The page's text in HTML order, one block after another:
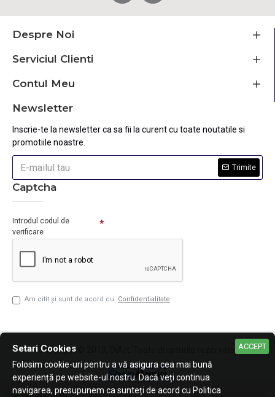
Despre Noi
Serviciul Clienti
Contul Meu
Newsletter
Inscrie-te la newsletter ca sa fii la curent cu toate noutatile si
promotiile noastre.
Trimite
Captcha
Introdul codul de
verificare
Am citit şi sunt de acord cu Confidentialitate
Copyright © 2019, DiArt, Toate drepturile rezervate. ACCEPT
Setari Cookies
Folosim cookie-uri pentru a vă asigura cea mai bună
experiență pe website-ul nostru. Dacă veți continua
navigarea, presupunem ca sunteți de acord cu Politica